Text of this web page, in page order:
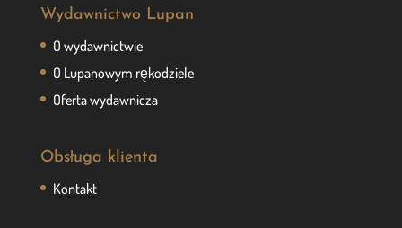
Wydawnictwo Lupan
O wydawnictwie
O Lupanowym rękodziele
Oferta wydawnicza
Obsługa klienta
Kontakt